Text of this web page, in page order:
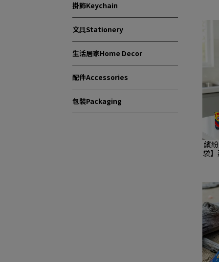
掛飾Keychain
文具Stationery
生活居家Home Decor
配件Accessories
包裝Packaging
繽
袋